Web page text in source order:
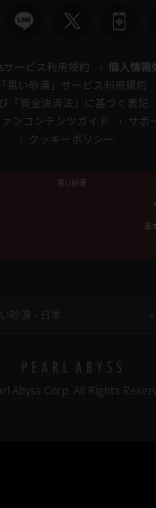
サービス利用規約
個人情報
「黒い砂漠」サービス利用規約
「資金決済法」に基づく表記
ァンコンテンツガイド
サポ
クッキーポリシー
黒い砂漠
基
砂漠 - 日本
Abyss Corp. All Rights